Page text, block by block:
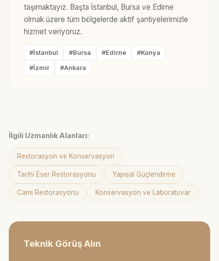
taşımaktayız. Başta İstanbul, Bursa ve Edirne
olmak üzere tüm bölgelerde aktif şantiyelerimizle
hizmet veriyoruz.
#İstanbul #Bursa #Edirne #Konya
#İzmir #Ankara
İlgili Uzmanlık Alanları:
Restorasyon ve Konservasyon
Tarihi Eser Restorasyonu Yapısal Güçlendirme
Cami Restorasyonu Konservasyon ve Laboratuvar
Teknik Görüş Alın